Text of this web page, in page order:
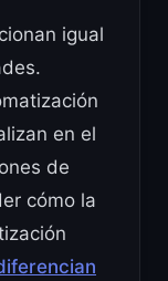
igual
en el
de
cómo la